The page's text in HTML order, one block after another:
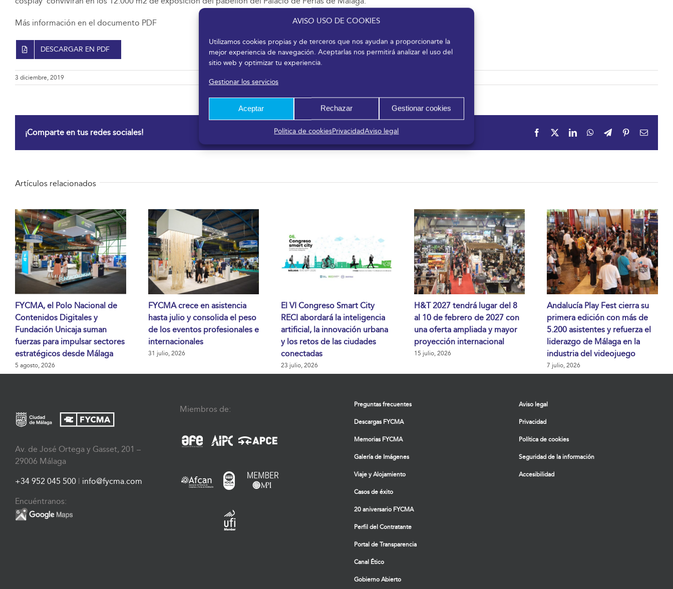
AVISO USO DE COOKIES
Utilizamos cookies propias y de terceros que nos ayudan a proporcionarte la
mejor experiencia de navegación. Aceptarlas nos permitirá analizar el uso del
sitio web y optimizar tu experiencia.
Gestionar los servicios
Aceptar Rechazar Gestionar cookies
Política de cookiesPrivacidadAviso legal
Más información en el documento PDF
DESCARGAR EN PDF
3 diciembre, 2019
¡Comparte en tus redes sociales! Facebook LinkedInWhatsApp
TelegramPinterestCorreo
Artículos relacionados
FYCMA, el Polo Nacional de
Contenidos Digitales y
Fundación Unicaja suman
fuerzas para impulsar sectores
estratégicos desde Málaga
5 agosto, 2026
FYCMA crece en asistencia
hasta julio y consolida el peso
de los eventos profesionales e
internacionales
31 julio, 2026
El VI Congreso Smart City
RECI abordará la inteligencia
artificial, la innovación urbana
y los retos de las ciudades
conectadas
23 julio, 2026
H&T 2027 tendrá lugar del 8
al 10 de febrero de 2027 con
una oferta ampliada y mayor
proyección internacional
15 julio, 2026
Andalucía Play Fest cierra su
primera edición con más de
5.200 asistentes y refuerza el
liderazgo de Málaga en la
industria del videojuego
7 julio, 2026
Av. de José Ortega y Gasset, 201 –
29006 Málaga
+34 952 045 500 info@fycma.com
Encuéntranos:
Miembros de: Preguntas frecuentes
Descargas FYCMA
Memorias FYCMA
Galería de Imágenes
Viaje y Alojamiento
Casos de éxito
20 aniversario FYCMA
Perfil del Contratante
Portal de Transparencia
Canal Ético
Gobierno Abierto
Aviso legal
Privacidad
Política de cookies
Seguridad de la información
Accesibilidad